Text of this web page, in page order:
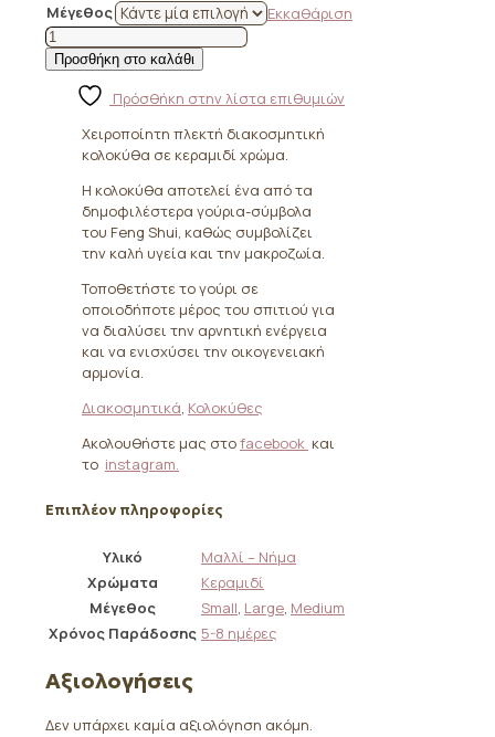
Μέγεθος
Εκκαθάριση
Κολοκύθα
πλεκτή
κεραμιδί
ποσότητα
Προσθήκη στο καλάθι
Πρόσθήκη στην λίστα επιθυμιών
Χειροποίητη πλεκτή διακοσμητική
κολοκύθα σε κεραμιδί χρώμα.
Η κολοκύθα αποτελεί ένα από τα
δημοφιλέστερα γούρια-σύμβολα
του Feng Shui, καθώς συμβολίζει
την καλή υγεία και την μακροζωία.
Τοποθετήστε το γούρι σε
οποιοδήποτε μέρος του σπιτιού για
να διαλύσει την αρνητική ενέργεια
και να ενισχύσει την οικογενειακή
αρμονία.
Διακοσμητικά, Κολοκύθες
Ακολουθήστε μας στοfacebook και
το instagram.
Επιπλέον πληροφορίες
Υλικό
Μαλλί – Νήμα
Χρώματα
Κεραμιδί
Μέγεθος
Small, Large, Medium
Χρόνος Παράδοσης 5-8 ημέρες
Αξιολογήσεις
Δεν υπάρχει καμία αξιολόγηση ακόμη.